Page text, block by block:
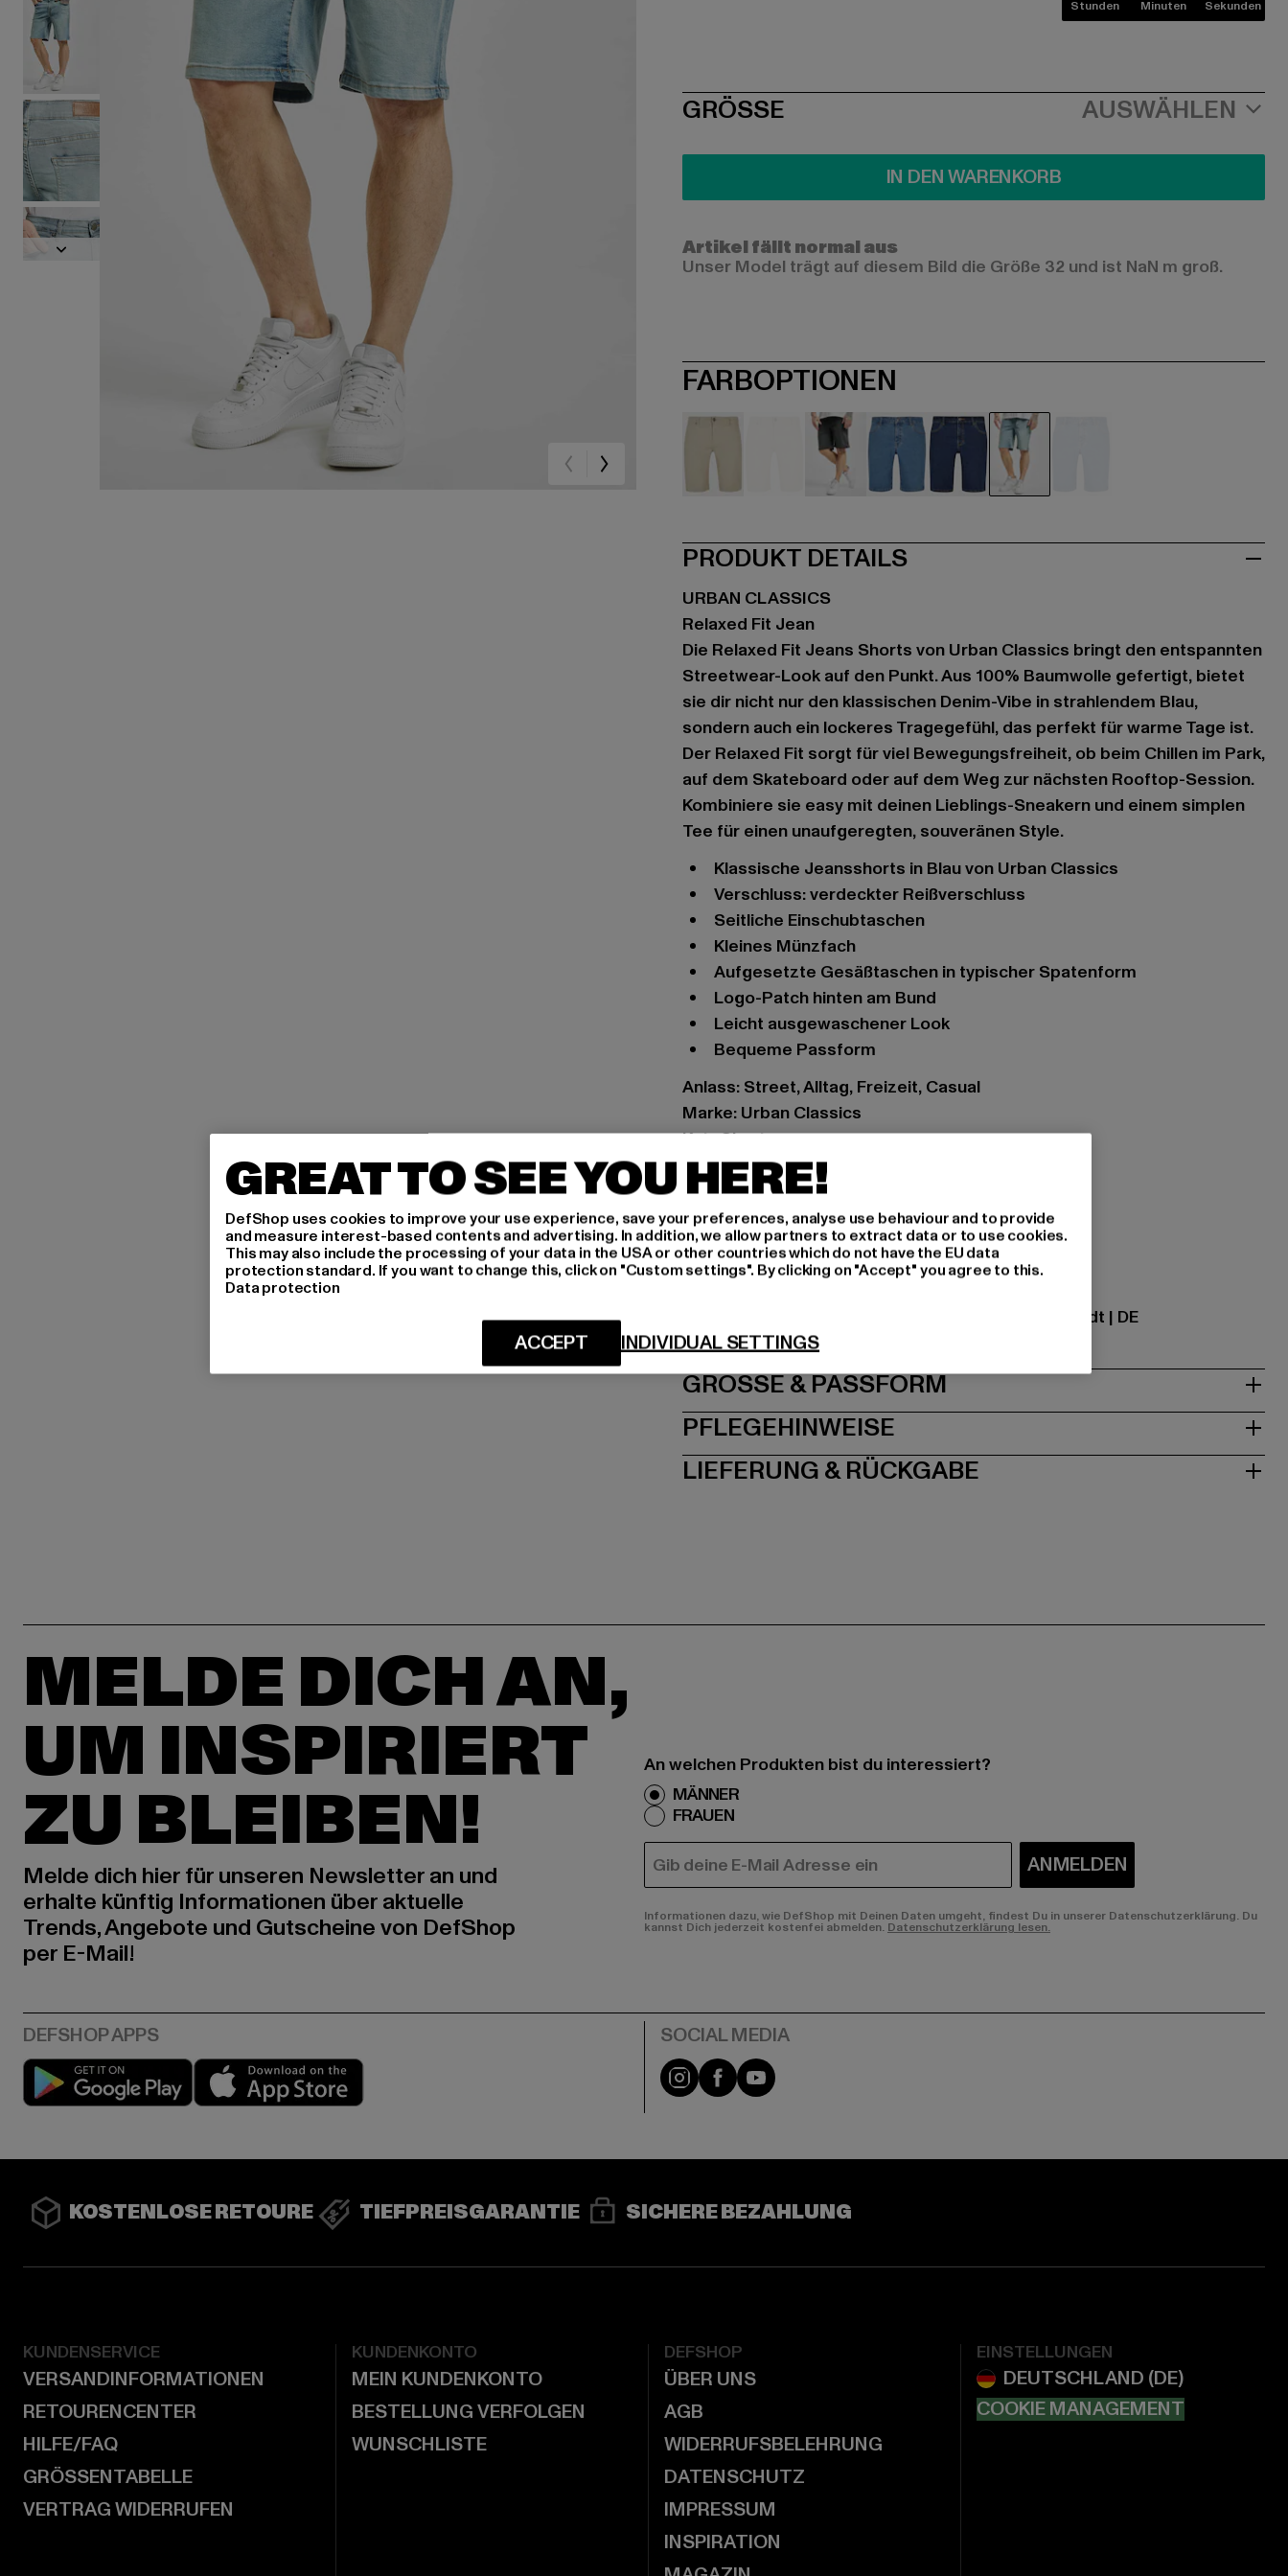
Stunden Minuten Sekunden
SIZE
GRÖSSE AUSWÄHLEN
IN DEN WARENKORB
Artikel fällt normal aus
Unser Model trägt auf diesem Bild die Größe 32 und ist NaN m groß.
FARBOPTIONEN
PRODUKT DETAILS
URBAN CLASSICS
Relaxed Fit Jean
Die Relaxed Fit Jeans Shorts von Urban Classics bringt den entspannten
Streetwear-Look auf den Punkt. Aus 100% Baumwolle gefertigt, bietet
sie dir nicht nur den klassischen Denim-Vibe in strahlendem Blau,
sondern auch ein lockeres Tragegefühl, das perfekt für warme Tage ist.
Der Relaxed Fit sorgt für viel Bewegungsfreiheit, ob beim Chillen im Park,
auf dem Skateboard oder auf dem Weg zur nächsten Rooftop-Session.
Kombiniere sie easy mit deinen Lieblings-Sneakern und einem simplen
Tee für einen unaufgeregten, souveränen Style.
Klassische Jeansshorts in Blau von Urban Classics
Verschluss: verdeckter Reißverschluss
Seitliche Einschubtaschen
Kleines Münzfach
Aufgesetzte Gesäßtaschen in typischer Spatenform
Logo-Patch hinten am Bund
Leicht ausgewaschener Look
Bequeme Passform
Anlass: Street, Alltag, Freizeit, Casual
Marke: Urban Classics
Kat.: Shorts
Farbe: blau
Hersteller Farbe: light destroyed washed
Materialzusammensetzung: 100% Baumwolle
Art.Nr: TB4156-02347
Dr.-Robert-Murjahn-Straße 7 | 64372 Ober-Ramstadt | DE
GRÖSSE & PASSFORM
PFLEGEHINWEISE
LIEFERUNG & RÜCKGABE
MELDE DICH AN,
UM INSPIRIERT
ZU BLEIBEN!
Melde dich hier für unseren Newsletter an und
erhalte künftig Informationen über aktuelle
Trends, Angebote und Gutscheine von DefShop
per E-Mail!
An welchen Produkten bist du interessiert?
MÄNNER
FRAUEN
E-MAIL ANMELDEN
Informationen dazu, wie DefShop mit Deinen Daten umgeht, findest Du in unserer Datenschutzerklärung. Du
kannst Dich jederzeit kostenfei abmelden. Datenschutzerklärung lesen.
Play market Instagram
FacebookYouTube
KOSTENLOSE RETOURE TIEFPREISGARANTIE SICHERE BEZAHLUNG
KUNDENSERVICE
VERSANDINFORMATIONEN
RETOURENCENTER
HILFE/FAQ
GRÖSSENTABELLE
VERTRAG WIDERRUFEN
KUNDENKONTO
MEIN KUNDENKONTO
BESTELLUNG VERFOLGEN
WUNSCHLISTE
DEFSHOP
ÜBER UNS
AGB
WIDERRUFSBELEHRUNG
DATENSCHUTZ
IMPRESSUM
INSPIRATION
EINSTELLUNGEN
COOKIE MANAGEMENT
GREAT TO SEE YOU HERE!
DefShop uses cookies to improve your use experience, save your preferences, analyse use behaviour and to provide
and measure interest-based contents and advertising. In addition, we allow partners to extract data or to use cookies.
This may also include the processing of your data in the USA or other countries which do not have the EU data
protection standard. If you want to change this, click on "Custom settings". By clicking on "Accept" you agree to this.
Data protection
INDIVIDUAL SETTINGS
ACCEPT